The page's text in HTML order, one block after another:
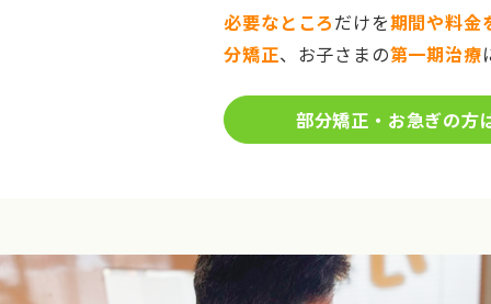
必要なところだけを期間や料金
分矯正、お子さまの第一期治療
部分矯正・お急ぎの方